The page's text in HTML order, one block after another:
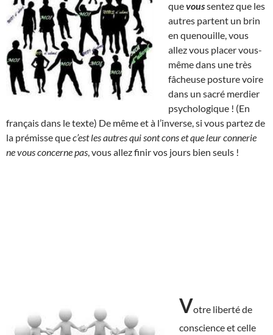
quevoussentez que les
autres partent un brin
en quenouille, vous
allez vous placer vous-
même dans une très
fâcheuse posture voire
dans un sacré merdier
psychologique ! (En
français dans le texte) De même et à l’inverse, si vous partez de
la prémisse quec’est les autres qui sont cons et que leur connerie
ne vous concerne pas , vous allez finir vos jours bien seuls !
Votre liberté de
conscience et celle